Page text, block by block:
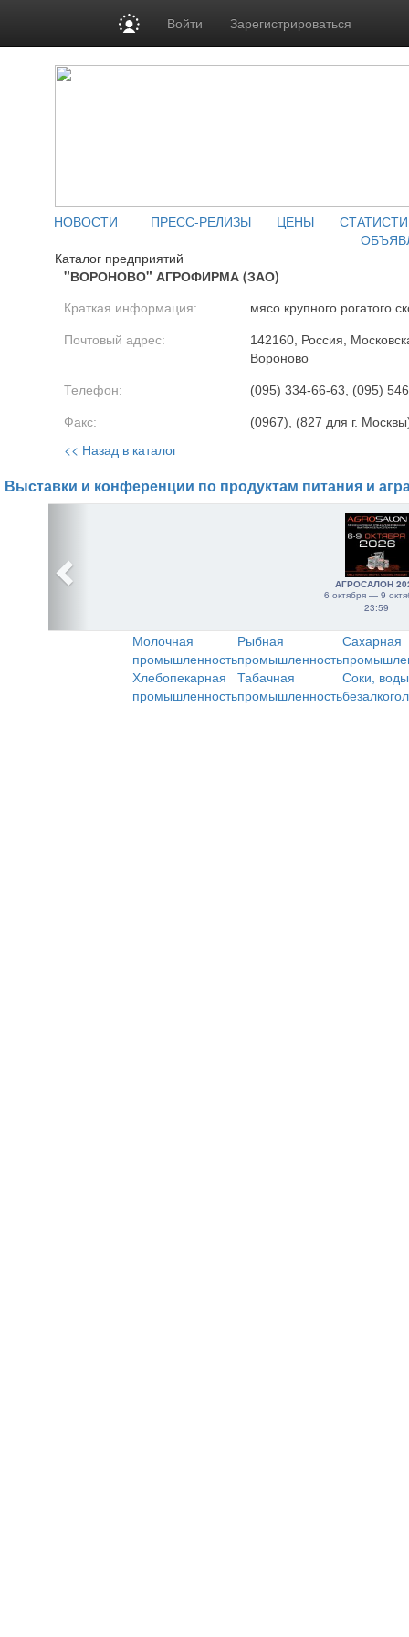
Войти Зарегистрироваться
НОВОСТИ ПРЕСС-РЕЛИЗЫ ЦЕНЫ
Каталог предприятий
"ВОРОНОВО" АГРОФИРМА (ЗАО)
Краткая информация: мясо крупного рогатого
Почтовый адрес:
142160, Россия,
Вороново
Телефон: (095) 334-66-63, (095)
Факс: (0967), (827 для г.
<< Назад в каталог
Выставки и конференции по продуктам питания и
АГРОСАЛОН
6 октября — 9
23:59
Молочная
промышленность
Рыбная
промышленность
Сахарная
Хлебопекарная
промышленность
Табачная
промышленность
Соки,